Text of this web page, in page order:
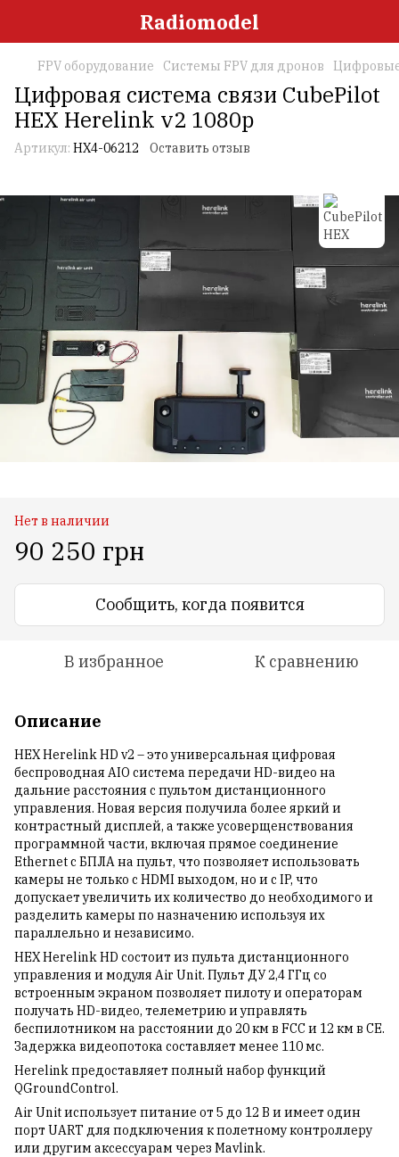
Radiomodel
FPV оборудование Системы FPV для дронов
Цифровая система связи CubePilot
HEX Herelink v2 1080p
Артикул: HX4-06212 Оставить отзыв
Нет в наличии
90 250 грн
Сообщить, когда появится
В избранное К сравнению
Описание
HEX Herelink HD v2 – это универсальная цифровая
беспроводная AIO система передачи HD-видео на
дальние расстояния с пультом дистанционного
управления. Новая версия получила более яркий и
контрастный дисплей, а также усоверщенствования
программной части, включая прямое соединение
Ethernet с БПЛА на пульт, что позволяет использовать
камеры не только с HDMI выходом, но и с IP, что
допускает увеличить их количество до необходимого и
разделить камеры по назначению используя их
параллельно и независимо.
HEX Herelink HD состоит из пульта дистанционного
управления и модуля Air Unit. Пульт ДУ 2,4 ГГц со
встроенным экраном позволяет пилоту и операторам
получать HD-видео, телеметрию и управлять
беспилотником на расстоянии до 20 км в FCC и 12 км в CE.
Задержка видеопотока составляет менее 110 мс.
Herelink предоставляет полный набор функций
QGroundControl.
Air Unit использует питание от 5 до 12 В и имеет один
порт UART для подключения к полетному контроллеру
или другим аксессуарам через Mavlink.